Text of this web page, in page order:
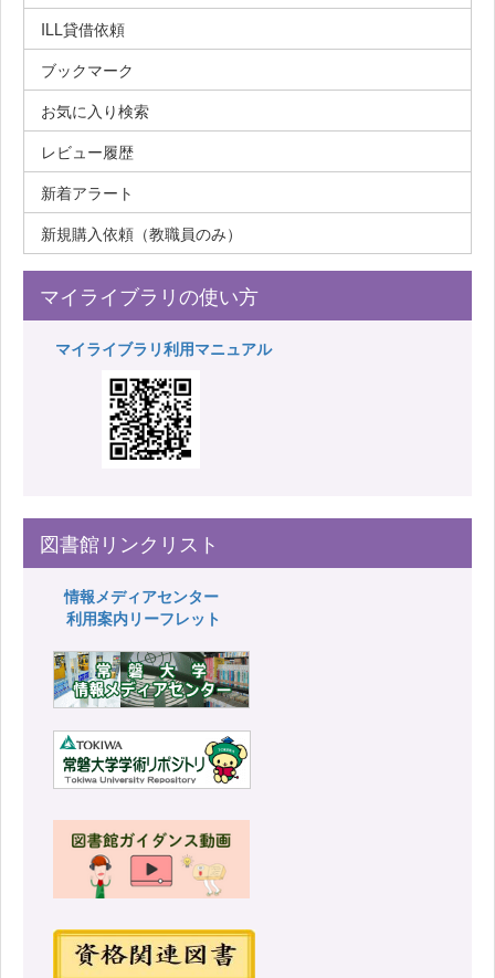
ILL貸借依頼
ブックマーク
お気に入り検索
レビュー履歴
新着アラート
新規購入依頼（教職員のみ）
マイライブラリの使い方
マイライブラリ利用マニュアル
図書館リンクリスト
情報メディアセンター
利用案内リーフレット